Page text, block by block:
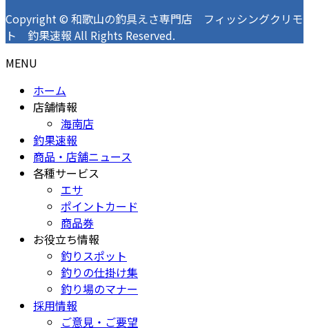
Copyright © 和歌山の釣具えさ専門店 フィッシングクリモ
ト 釣果速報 All Rights Reserved.
MENU
ホーム
店舗情報
海南店
釣果速報
商品・店舗ニュース
各種サービス
エサ
ポイントカード
商品券
お役立ち情報
釣りスポット
釣りの仕掛け集
釣り場のマナー
採用情報
ご意見・ご要望